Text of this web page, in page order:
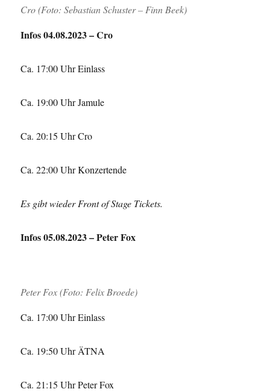
Cro (Foto: Sebastian Schuster – Finn Beek)
Infos 04.08.2023 – Cro
Ca. 17:00 Uhr Einlass
Ca. 19:00 Uhr Jamule
Ca. 20:15 Uhr Cro
Ca. 22:00 Uhr Konzertende
Es gibt wieder Front of Stage Tickets.
Infos 05.08.2023 – Peter Fox
Peter Fox (Foto: Felix Broede)
Ca. 17:00 Uhr Einlass
Ca. 19:50 Uhr ÄTNA
Ca. 21:15 Uhr Peter Fox